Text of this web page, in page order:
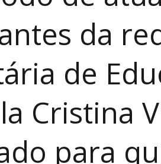
da
de
Cristina
para